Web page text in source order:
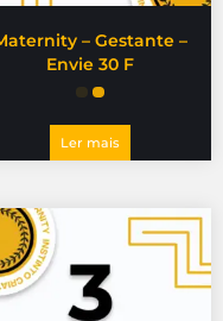
– Gestante –
Envie 30 F
Ler mais